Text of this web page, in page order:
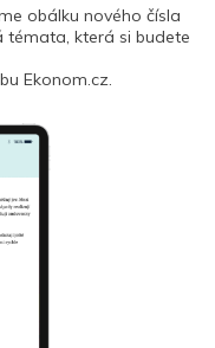
obálku nového čísla
témata, která si budete
Ekonom.cz.